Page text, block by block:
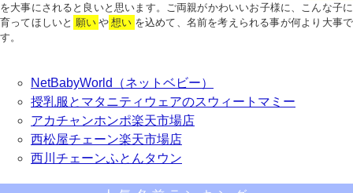
を大事にされると良いと思います。ご両親がかわいいお子様に、こんな子に
育ってほしいと 願い や 想い を込めて、名前を考えられる事が何より大事で
す。
NetBabyWorld（ネットベビー）
授乳服とマタニティウェアのスウィートマミー
アカチャンホンポ楽天市場店
西松屋チェーン楽天市場店
西川チェーンふとんタウン